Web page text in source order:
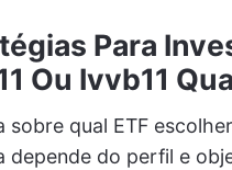
Para
Ou Ivvb11
sobre qual ETF
depende do perfil e